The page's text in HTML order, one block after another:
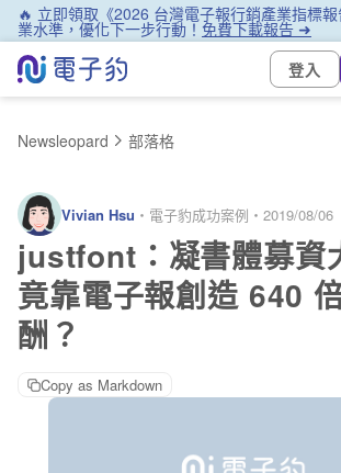
🔥 立即領取《2026 台灣電子報行銷產業指標
業水準，優化下一步行動！免費下載報告 ➜
登入
Newsleopard 部落格
Vivian Hsu ・ 電子豹成功案例 ・ 2019/08/06
justfont：凝書體募資
竟靠電子報創造 640
酬？
Copy as Markdown